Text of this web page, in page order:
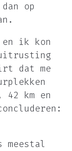
op
ik kon
dat me
km en